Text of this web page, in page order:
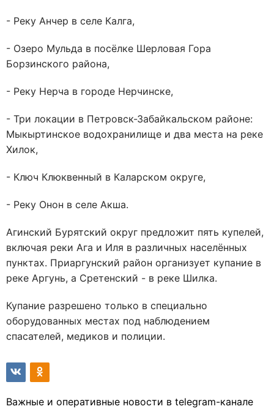
- Реку Анчер в селе Калга,
- Озеро Мульда в посёлке Шерловая Гора
Борзинского района,
- Реку Нерча в городе Нерчинске,
- Три локации в Петровск-Забайкальском районе:
Мыкыртинское водохранилище и два места на реке
Хилок,
- Ключ Клюквенный в Каларском округе,
- Реку Онон в селе Акша.
Агинский Бурятский округ предложит пять купелей,
включая реки Ага и Иля в различных населённых
пунктах. Приаргунский район организует купание в
реке Аргунь, а Сретенский - в реке Шилка.
Купание разрешено только в специально
оборудованных местах под наблюдением
спасателей, медиков и полиции.
Важные и оперативные новости в telegram-канале